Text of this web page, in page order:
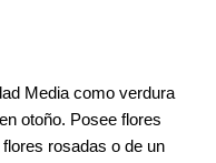
Media como verdura
otoño. Posee flores
rosadas o de un